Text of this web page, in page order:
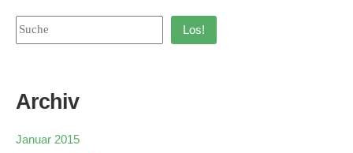
Los!
Archiv
Januar 2015